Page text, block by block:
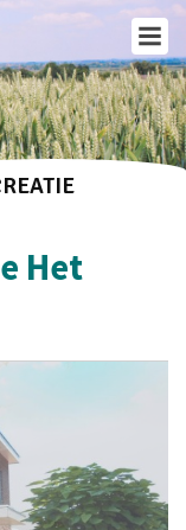
Het